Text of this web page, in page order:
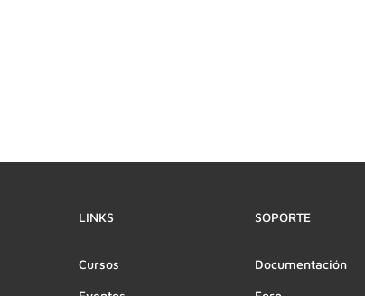
LINKS
Cursos
SOPORTE
Documentación